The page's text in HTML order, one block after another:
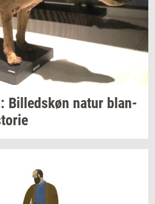
Bil­leds­køn natur blan­